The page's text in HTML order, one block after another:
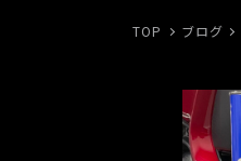
TOP ブログ